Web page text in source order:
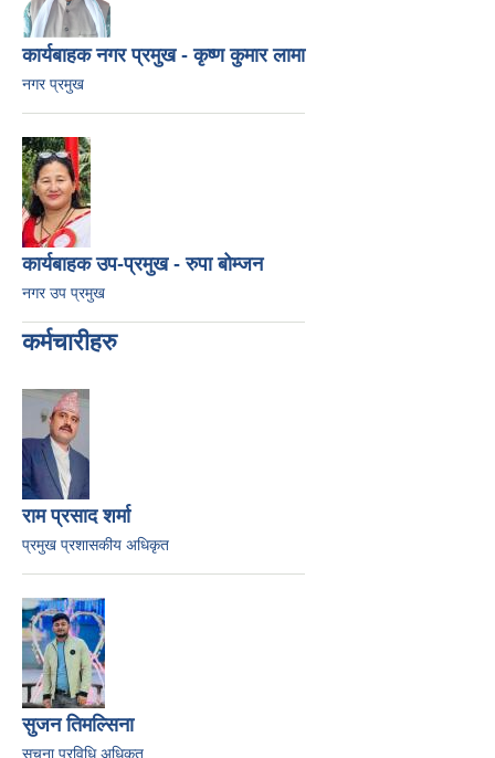
कार्यबाहक नगर प्रमुख - कृष्ण कुमार लामा
नगर प्रमुख
कार्यबाहक उप-प्रमुख - रुपा बोम्जन
नगर उप प्रमुख
कर्मचारीहरु
राम प्रसाद शर्मा
प्रमुख प्रशासकीय अधिकृत
सुजन तिमल्सिना
सूचना प्रविधि अधिकृत